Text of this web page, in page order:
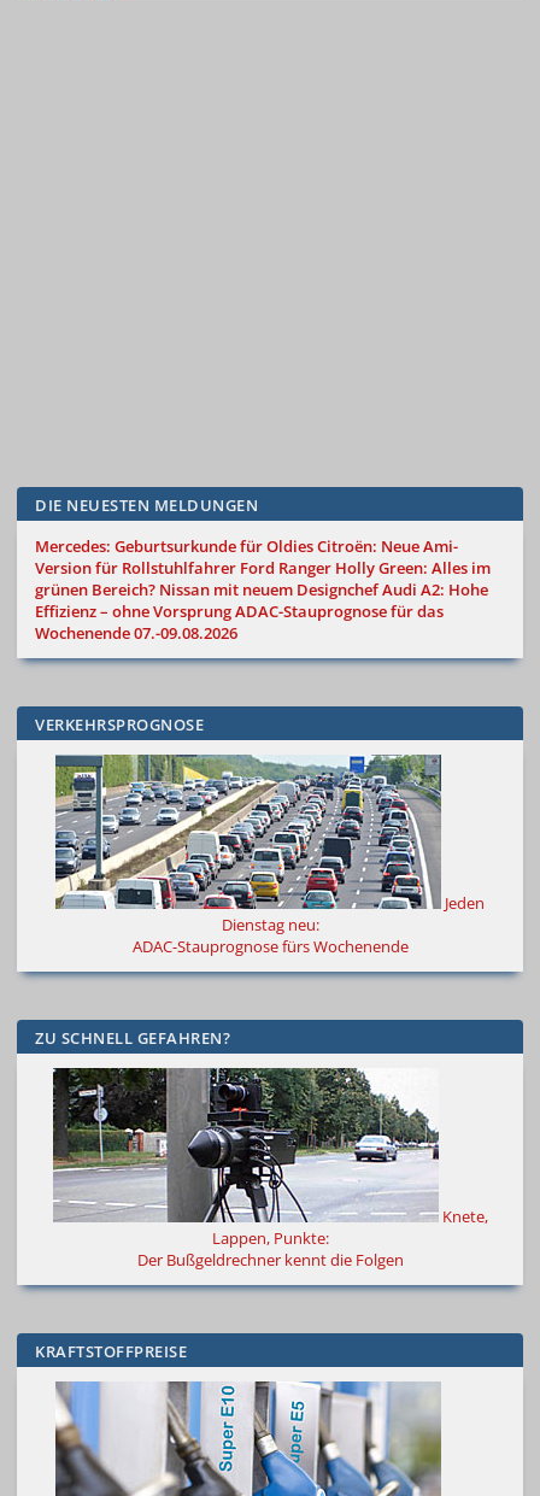
DIE NEUESTEN MELDUNGEN
Mercedes: Geburtsurkunde für OldiesCitroën: Neue Ami-
Version für Rollstuhlfahrer Ford Ranger Holly Green: Alles im
grünen Bereich? Nissan mit neuem DesignchefAudi A2: Hohe
Effizienz – ohne VorsprungADAC-Stauprognose für das
Wochenende 07.-09.08.2026
VERKEHRSPROGNOSE
Jeden
Dienstag neu:
ADAC-Stauprognose fürs Wochenende
ZU SCHNELL GEFAHREN?
Knete,
Lappen, Punkte:
Der Bußgeldrechner kennt die Folgen
KRAFTSTOFFPREISE